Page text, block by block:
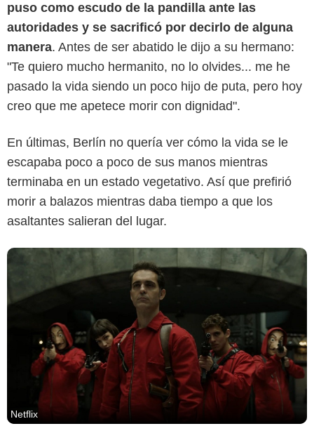
puso como escudo de la pandilla ante las
autoridades y se sacrificó por decirlo de alguna
manera. Antes de ser abatido le dijo a su hermano:
"Te quiero mucho hermanito, no lo olvides... me he
pasado la vida siendo un poco hijo de puta, pero hoy
creo que me apetece morir con dignidad".
En últimas, Berlín no quería ver cómo la vida se le
escapaba poco a poco de sus manos mientras
terminaba en un estado vegetativo. Así que prefirió
morir a balazos mientras daba tiempo a que los
asaltantes salieran del lugar.
Netflix